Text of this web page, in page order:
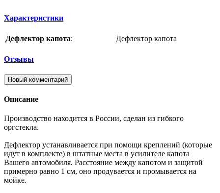
Характеристики
Дефлектор капота: Дефлектор капота
Отзывы
Новый комментарий
Описание
Производство находится в России, сделан из гибкого
оргстекла.
Дефлектор устанавливается при помощи креплений (которые
идут в комплекте) в штатные места в усилителе капота
Вашего автомобиля. Расстояние между капотом и защитой
примерно равно 1 см, оно продувается и промывается на
мойке.